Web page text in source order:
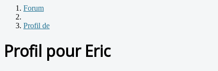
Forum
Profil de
Profil pour Eric